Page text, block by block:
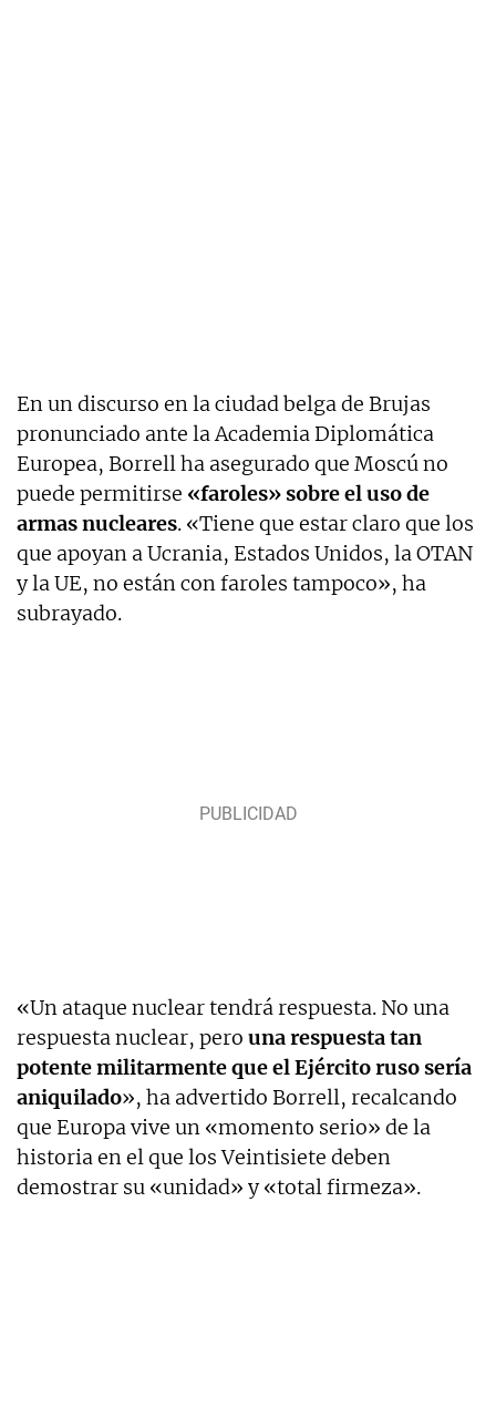
En un discurso en la ciudad belga de Brujas
pronunciado ante la Academia Diplomática
Europea, Borrell ha asegurado que Moscú no
puede permitirse «faroles» sobre el uso de
armas nucleares. «Tiene que estar claro que los
que apoyan a Ucrania, Estados Unidos, la OTAN
y la UE, no están con faroles tampoco», ha
subrayado.
«Un ataque nuclear tendrá respuesta. No una
respuesta nuclear, pero una respuesta tan
potente militarmente que el Ejército ruso sería
aniquilado», ha advertido Borrell, recalcando
que Europa vive un «momento serio» de la
historia en el que los Veintisiete deben
demostrar su «unidad» y «total firmeza».